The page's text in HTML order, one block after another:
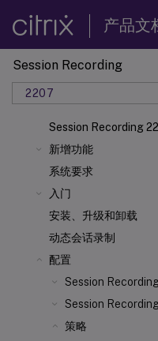
产品文
Session Recording
2207
Session Recording
新增功能
系统要求
入门
安装、升级和卸载
动态会话录制
配置
Session
Session
策略